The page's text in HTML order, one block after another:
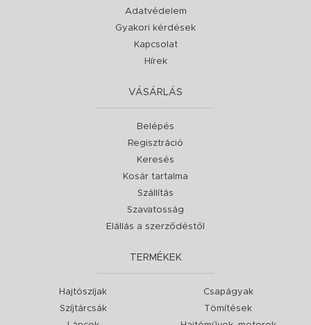
Adatvédelem
Gyakori kérdések
Kapcsolat
Hírek
VÁSÁRLÁS
Belépés
Regisztráció
Keresés
Kosár tartalma
Szállítás
Szavatosság
Elállás a szerződéstől
TERMÉKEK
Hajtószíjak
Szíjtárcsák
Csapágyak
Tömítések